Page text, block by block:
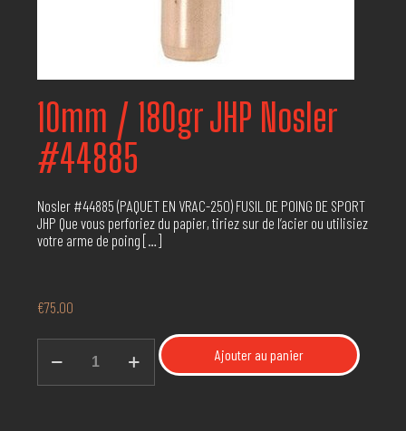
10mm / 180gr JHP Nosler
#44885
Nosler #44885 (PAQUET EN VRAC-250) FUSIL DE POING DE SPORT
JHP Que vous perforiez du papier, tiriez sur de l’acier ou utilisiez
votre arme de poing […]
€75.00
quantité
Ajouter au panier